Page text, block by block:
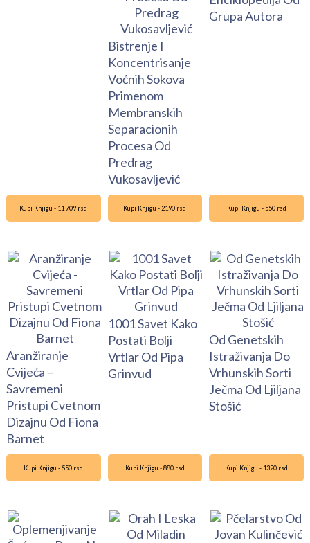
Bistrenje I
Koncentrisanje
Voćnih Sokova
Primenom
Membranskih
Separacionih
Procesa Od
Predrag
Vukosavljević
Grupa Autora
Kupi Knjigu - 11 709 rsd
Aranžiranje
Cvijeća –
Savremeni
Pristupi Cvetnom
Dizajnu Od Fiona
Barnet
Kupi Knjigu - 2190 rsd
1001 Savet Kako
Postati Bolji
Vrtlar Od Pipa
Grinvud
Kupi Knjigu - 550 rsd
Od Genetskih
Istraživanja Do
Vrhunskih Sorti
Ječma Od Ljiljana
Stošić
Kupi Knjigu - 550 rsd Kupi Knjigu - 880 rsd Kupi Knjigu - 1320 rsd